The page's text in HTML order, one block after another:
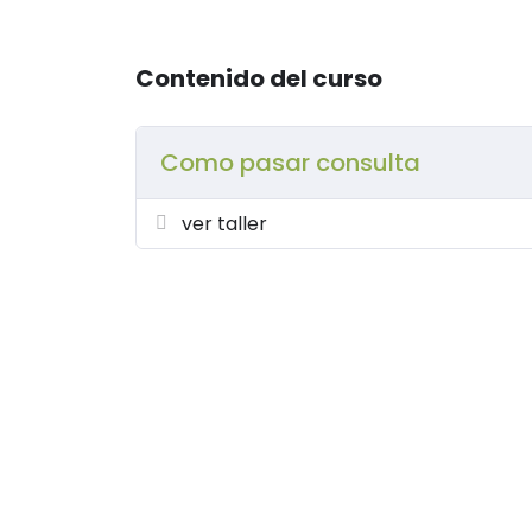
Contenido del curso
Como pasar consulta
ver taller